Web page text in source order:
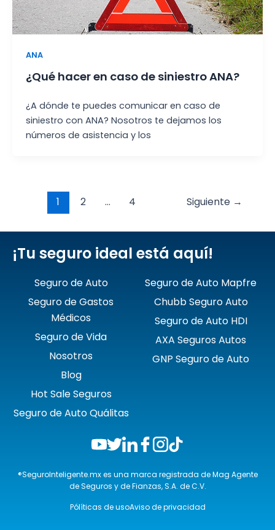
ANA
¿Qué hacer en caso de siniestro ANA?
¿A dónde te puedes comunicar en caso de
siniestro con ANA? Nosotros te dejamos los
números de asistencia y los
pagination
1 2 … 4 Siguiente →
¡Tu seguro ideal está aquí!
Seguro de Auto
Seguro de Gastos
Médicos
Seguro de Vida
Nosotros
Blog
Hot Sale Seguros
Seguro de Auto Quálitas
Seguro de Auto Mapfre
Chubb Seguro Auto
Seguro de Auto HDI
AXA Seguros Autos
GNP Seguro de Auto
®SeguroInteligente.mx es una marca registrada de Mag Agente
de Seguros y de Fianzas, S.A. de C.V.
Pólíticas de usoAviso de privacidad